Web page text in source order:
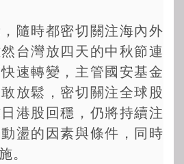
隨時都密切關注海內外
台灣放四天的中秋節連
速轉變，主管國安基金
放鬆，密切關注全球股
港股回穩，仍將持續注
盪的因素與條件，同時
。